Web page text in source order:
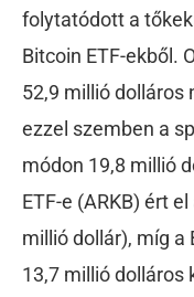
folytatódott a
Bitcoin ETF-ekből.
52,9 millió dolláros
ezzel szemben a
módon 19,8 millió
ETF-e (ARKB) ért
millió dollár), míg a
13,7 millió